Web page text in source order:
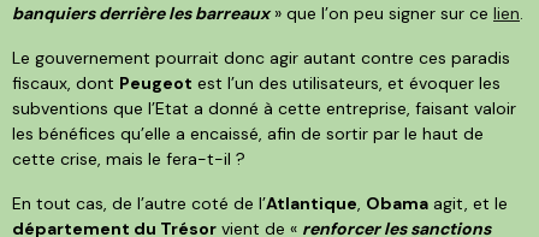
banquiers derrière les barreaux» que l’on peu signer sur ce lien
Le gouvernement pourrait donc agir autant contre ces paradis
fiscaux, dont Peugeot est l’un des utilisateurs, et évoquer les
subventions que l’Etat a donné à cette entreprise, faisant valoir
les bénéfices qu’elle a encaissé, afin de sortir par le haut de
cette crise, mais le fera-t-il ?
En tout cas, de l’autre coté de l’Atlantique Obama agit, et le
département du Trésor vient de « renforcer les sanctions